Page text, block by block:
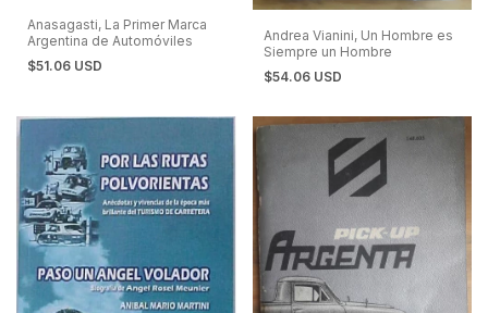
Anasagasti, La Primer Marca
Argentina de Automóviles
$51.06 USD
Andrea Vianini, Un Hombre es
Siempre un Hombre
$54.06 USD